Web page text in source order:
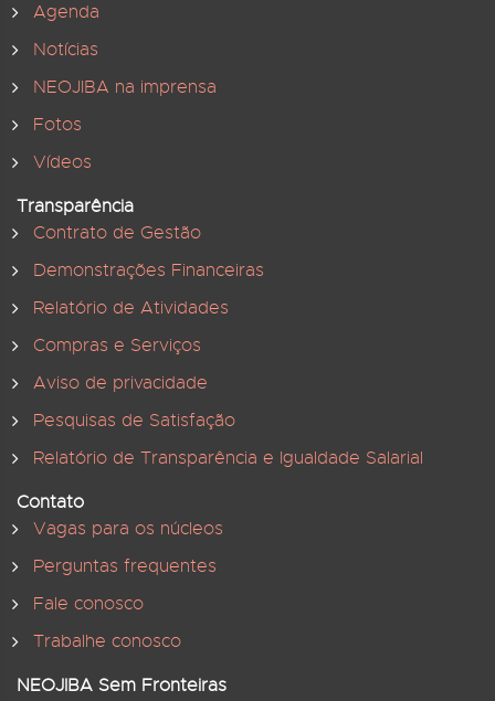
Agenda
Notícias
NEOJIBA na imprensa
Fotos
Vídeos
Transparência
Contrato de Gestão
Demonstrações Financeiras
Relatório de Atividades
Compras e Serviços
Aviso de privacidade
Pesquisas de Satisfação
Relatório de Transparência e Igualdade Salarial
Contato
Vagas para os núcleos
Perguntas frequentes
Fale conosco
Trabalhe conosco
NEOJIBA Sem Fronteiras